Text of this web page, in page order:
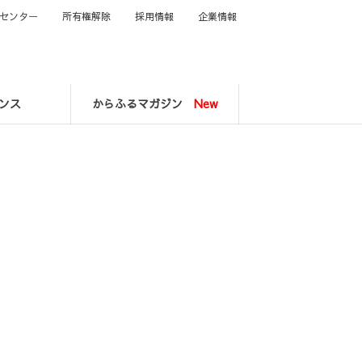
ス からふるマガジン New
ンター 所有権解除 採用情報 企業情報